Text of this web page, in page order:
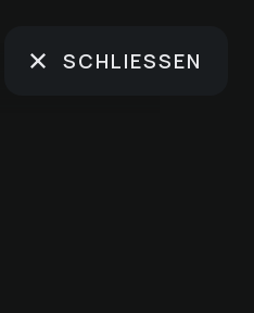
SCHLIESSEN